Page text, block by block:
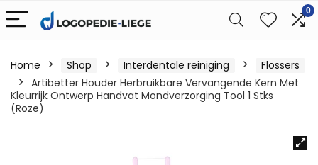
0
Home Shop Interdentale reiniging
Flossers
Artibetter Houder Herbruikbare Vervangende Kern Met
Kleurrijk Ontwerp Handvat Mondverzorging Tool 1 Stks
(Roze)